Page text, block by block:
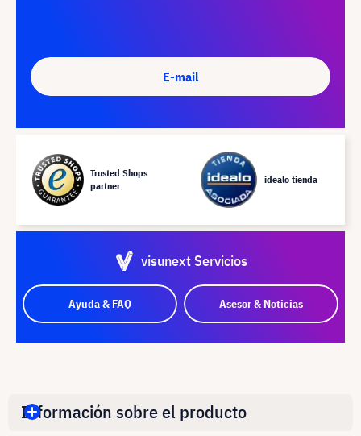
E-mail
Trusted Shops
partner
idealo tienda
visunext Servicios
Ayuda & FAQ Asesor & Noticias
Información sobre el producto